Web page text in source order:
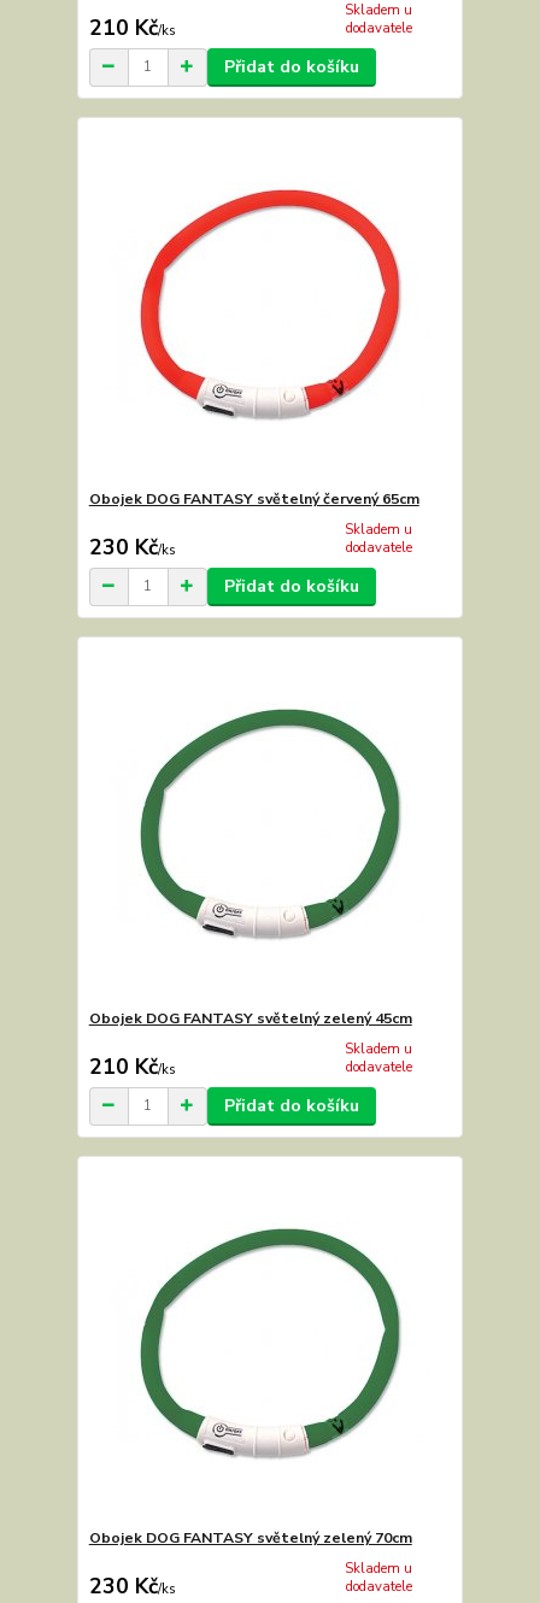
210 Kč/ks
Skladem u
dodavatele
Přidat do košíku
Obojek DOG FANTASY světelný červený 65cm
230 Kč/ks
Skladem u
dodavatele
Přidat do košíku
Obojek DOG FANTASY světelný zelený 45cm
210 Kč/ks
Skladem u
dodavatele
Přidat do košíku
Obojek DOG FANTASY světelný zelený 70cm
230 Kč/ks
Skladem u
dodavatele